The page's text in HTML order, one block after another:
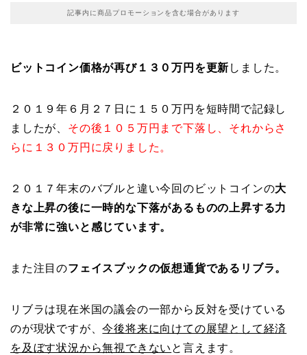
記事内に商品プロモーションを含む場合があります
ビットコイン価格が再び１３０万円を更新 しました。
２０１９年６月２７日に１５０万円を短時間で記録し
ましたが、 その後１０５万円まで下落し、それからさ
らに１３０万円に戻りました。
２０１７年末のバブルと違い今回のビットコインの大
きな上昇の後に一時的な下落があるものの上昇する力
が非常に強いと感じています。
また注目のフェイスブックの仮想通貨であるリブラ。
リブラは現在米国の議会の一部から反対を受けている
のが現状ですが、今後将来に向けての展望として経済
を及ぼす状況から無視できない と言えます。